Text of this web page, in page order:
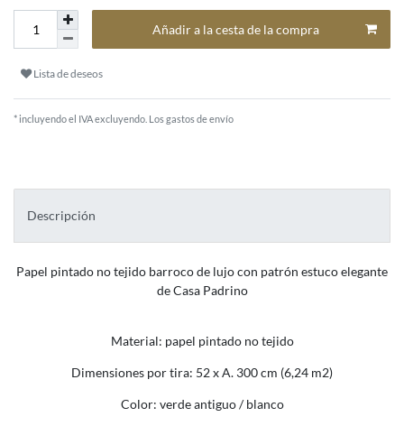
Añadir a la cesta de la compra
Lista de deseos
* incluyendo el IVA excluyendo. Los gastos de envío
Descripción
Papel pintado no tejido barroco de lujo con patrón estuco elegante
de Casa Padrino
Material: papel pintado no tejido
Dimensiones por tira: 52 x A. 300 cm (6,24 m2)
Color: verde antiguo / blanco